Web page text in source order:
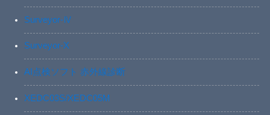
Surveyor-Ⅳ
Surveyor-X
AI点検ソフト 赤外線診断
XEDC03S/XEDC05M